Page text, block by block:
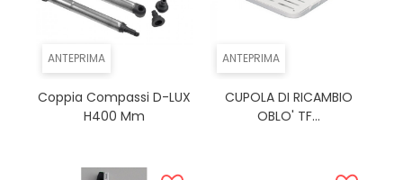
ANTEPRIMA
Coppia Compassi D-LUX
H400 Mm
ANTEPRIMA
CUPOLA DI RICAMBIO
OBLO' TF...